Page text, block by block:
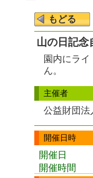
山の日記念
園内にラ
ん。
主催者
公益財団
開催日時
開催日
開催時間